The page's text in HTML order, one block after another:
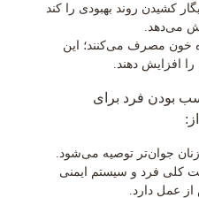
کشیدن روند بهبودی را کند
می‌دهد.
خون مصرف می‌کنند؛ این
افزایش دهند.
بودن فرد برای
جوان‌تر توصیه می‌شود.
کلی فرد و سیستم ایمنی
عمل دارد.